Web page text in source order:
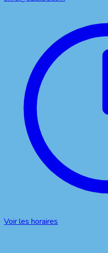
Voir les horaires